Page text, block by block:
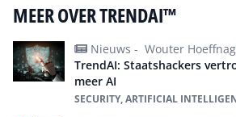
MEER OVER TRENDAI™
Nieuws - Wouter
TrendAI: Staatshackers
meer AI
SECURITY, ARTIFICIAL